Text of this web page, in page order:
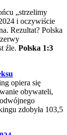
„strzelimy
i oczywiście
Rezultat? Polska
źle. Polska 1:3
opiera się
obywateli,
zdobyła 103,5